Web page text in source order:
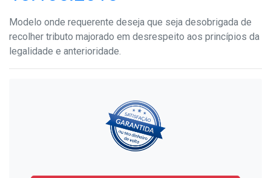
Modelo onde requerente deseja que seja desobrigada de
recolher tributo majorado em desrespeito aos princípios da
legalidade e anterioridade.